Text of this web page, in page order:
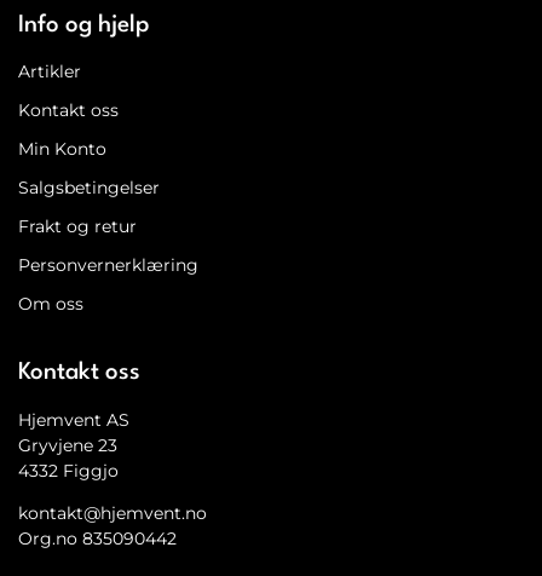
Info og hjelp
Artikler
Kontakt oss
Min Konto
Salgsbetingelser
Frakt og retur
Personvernerklæring
Om oss
Kontakt oss
Hjemvent AS
Gryvjene 23
4332 Figgjo
kontakt@hjemvent.no
Org.no 835090442